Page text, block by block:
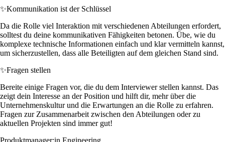
✨Kommunikation ist der Schlüssel
Da die Rolle viel Interaktion mit verschiedenen Abteilungen erfordert,
solltest du deine kommunikativen Fähigkeiten betonen. Übe, wie du
komplexe technische Informationen einfach und klar vermitteln kannst,
um sicherzustellen, dass alle Beteiligten auf dem gleichen Stand sind.
✨Fragen stellen
Bereite einige Fragen vor, die du dem Interviewer stellen kannst. Das
zeigt dein Interesse an der Position und hilft dir, mehr über die
Unternehmenskultur und die Erwartungen an die Rolle zu erfahren.
Fragen zur Zusammenarbeit zwischen den Abteilungen oder zu
aktuellen Projekten sind immer gut!
Produktmanager:in Engineering